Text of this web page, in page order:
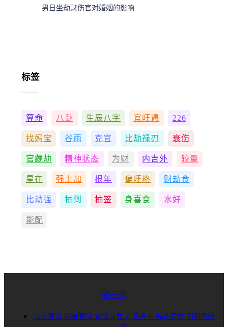
男日坐劫财伤官对婚姻的影响
标签
算命 八卦 生辰八字 官旺遇 226
找妈宝 谷雨 克官 比劫禄刃 衰伤
官藏劫 精神状态 为财 内吉外 较量
星在 强土加 根年 偏旺格 财劫食
比劫强 抽到 抽签 身喜食 水好
能配
问一问
八字算命 称骨算命 紫微斗数 六爻占卜 梅花易数 阴阳历转